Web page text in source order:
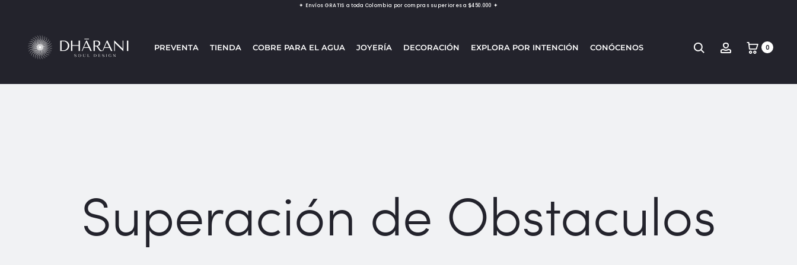
✦ Envíos GRATIS a toda Colombia por compras superiores a $450.000 ✦
PREVENTA TIENDA COBRE PARA EL AGUA JOYERÍA DECORACIÓN EXPLORA POR INTENCIÓN CONÓCENOS Search Account0
Superación de Obstaculos